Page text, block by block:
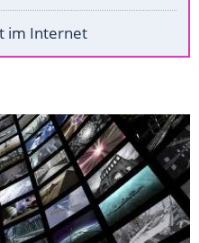
im Internet